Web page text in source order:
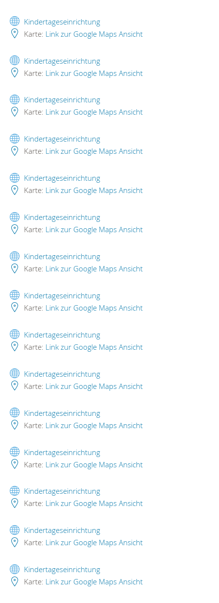
Kindertageseinrichtung
Karte: Link zur Google Maps Ansicht
Kindertageseinrichtung
Karte: Link zur Google Maps Ansicht
Kindertageseinrichtung
Karte: Link zur Google Maps Ansicht
Kindertageseinrichtung
Karte: Link zur Google Maps Ansicht
Kindertageseinrichtung
Karte: Link zur Google Maps Ansicht
Kindertageseinrichtung
Karte: Link zur Google Maps Ansicht
Kindertageseinrichtung
Karte: Link zur Google Maps Ansicht
Kindertageseinrichtung
Karte: Link zur Google Maps Ansicht
Kindertageseinrichtung
Karte: Link zur Google Maps Ansicht
Kindertageseinrichtung
Karte: Link zur Google Maps Ansicht
Kindertageseinrichtung
Karte: Link zur Google Maps Ansicht
Kindertageseinrichtung
Karte: Link zur Google Maps Ansicht
Kindertageseinrichtung
Karte: Link zur Google Maps Ansicht
Kindertageseinrichtung
Karte: Link zur Google Maps Ansicht
Kindertageseinrichtung
Karte: Link zur Google Maps Ansicht